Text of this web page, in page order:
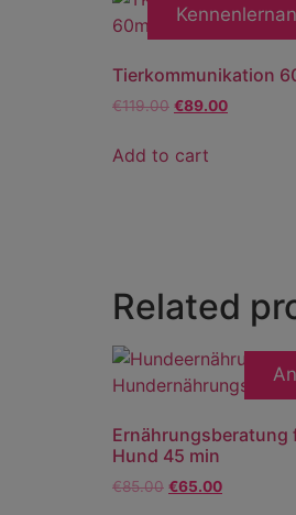
Tierkommunikation
€119.00 €89.00
Add to cart
Related
Ernährungsberatung
Hund 45 min
€85.00 €65.00